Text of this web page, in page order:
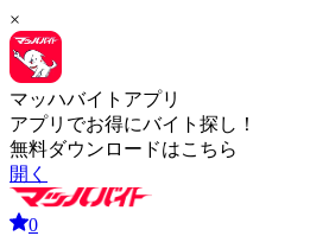
×
マッハバイトアプリ
アプリでお得にバイト探し！
無料ダウンロードはこちら
開く
0